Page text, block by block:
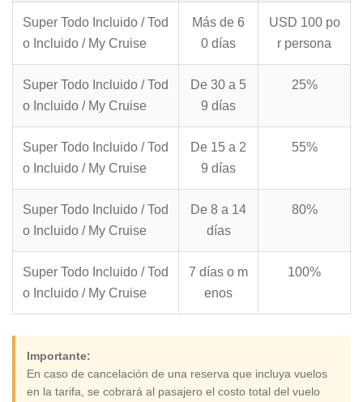
Super Todo Incluido / Tod
o Incluido / My Cruise
Más de 6
0 días
USD 100 po
r persona
Super Todo Incluido / Tod
o Incluido / My Cruise
De 30 a 5
9 días
25%
Super Todo Incluido / Tod
o Incluido / My Cruise
De 15 a 2
9 días
55%
Super Todo Incluido / Tod
o Incluido / My Cruise
De 8 a 14
días
80%
Super Todo Incluido / Tod
o Incluido / My Cruise
7 días o m
enos
100%
Importante:
En caso de cancelación de una reserva que incluya vuelos
en la tarifa, se cobrará al pasajero el costo total del vuelo